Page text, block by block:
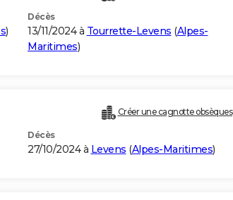
)
Décès
13/11/2024 à Tourrette-Levens (Alpes-
Maritimes)
Créer une cagnotte obsèques
Décès
27/10/2024 à Levens (Alpes-Maritimes)